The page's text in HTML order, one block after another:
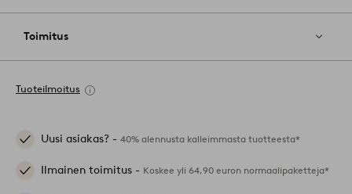
Toimitus
Tuoteilmoitus
Uusi asiakas? - 40% alennusta kalleimmasta tuotteesta*
Ilmainen toimitus - Koskee yli 64,90 euron normaalipaketteja*